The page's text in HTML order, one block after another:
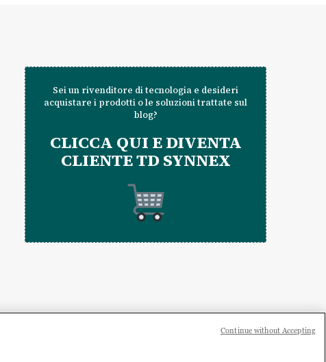
Sei un rivenditore di tecnologia e desideri
acquistare i prodotti o le soluzioni trattate sul
blog?
CLICCA QUI E DIVENTA
CLIENTE TD SYNNEX
Continue without Accepting